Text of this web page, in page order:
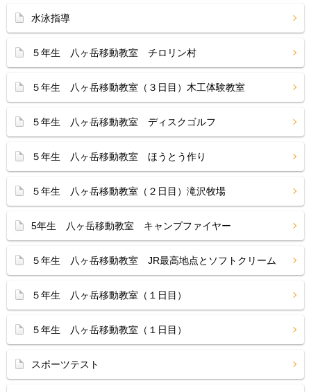
水泳指導
５年生 八ヶ岳移動教室 チロリン村
５年生 八ヶ岳移動教室（３日目）木工体験教室
５年生 八ヶ岳移動教室 ディスクゴルフ
５年生 八ヶ岳移動教室 ほうとう作り
５年生 八ヶ岳移動教室（２日目）滝沢牧場
5年生 八ヶ岳移動教室 キャンプファイヤー
５年生 八ヶ岳移動教室 JR最高地点とソフトクリーム
５年生 八ヶ岳移動教室（１日目）
５年生 八ヶ岳移動教室（１日目）
スポーツテスト